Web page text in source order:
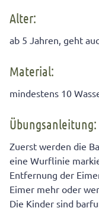
Alter:
ab 5 Jahren, geht
Material:
mindestens 10
Übungsanleitung:
Zuerst werden die
eine Wurflinie
Entfernung der
Eimer mehr oder
Die Kinder sind